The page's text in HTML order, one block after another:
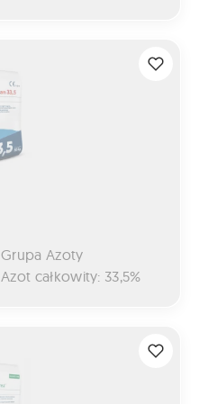
Grupa Azoty
Azot całkowity: 33,5%